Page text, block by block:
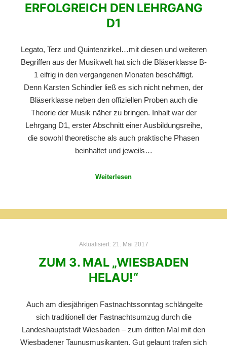
ERFOLGREICH DEN LEHRGANG
D1
Legato, Terz und Quintenzirkel…mit diesen und weiteren
Begriffen aus der Musikwelt hat sich die Bläserklasse B-
1 eifrig in den vergangenen Monaten beschäftigt.
Denn Karsten Schindler ließ es sich nicht nehmen, der
Bläserklasse neben den offiziellen Proben auch die
Theorie der Musik näher zu bringen. Inhalt war der
Lehrgang D1, erster Abschnitt einer Ausbildungsreihe,
die sowohl theoretische als auch praktische Phasen
beinhaltet und jeweils…
Weiterlesen
Aktualisiert: 21. Mai 2017
ZUM 3. MAL „WIESBADEN
HELAU!“
Auch am diesjährigen Fastnachtssonntag schlängelte
sich traditionell der Fastnachtsumzug durch die
Landeshauptstadt Wiesbaden – zum dritten Mal mit den
Wiesbadener Taunusmusikanten. Gut gelaunt trafen sich